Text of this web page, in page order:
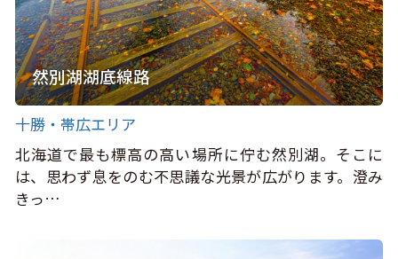
然別湖湖底線路
十勝・帯広エリア
北海道で最も標高の高い場所に佇む然別湖。そこに
は、思わず息をのむ不思議な光景が広がります。澄み
きっ…